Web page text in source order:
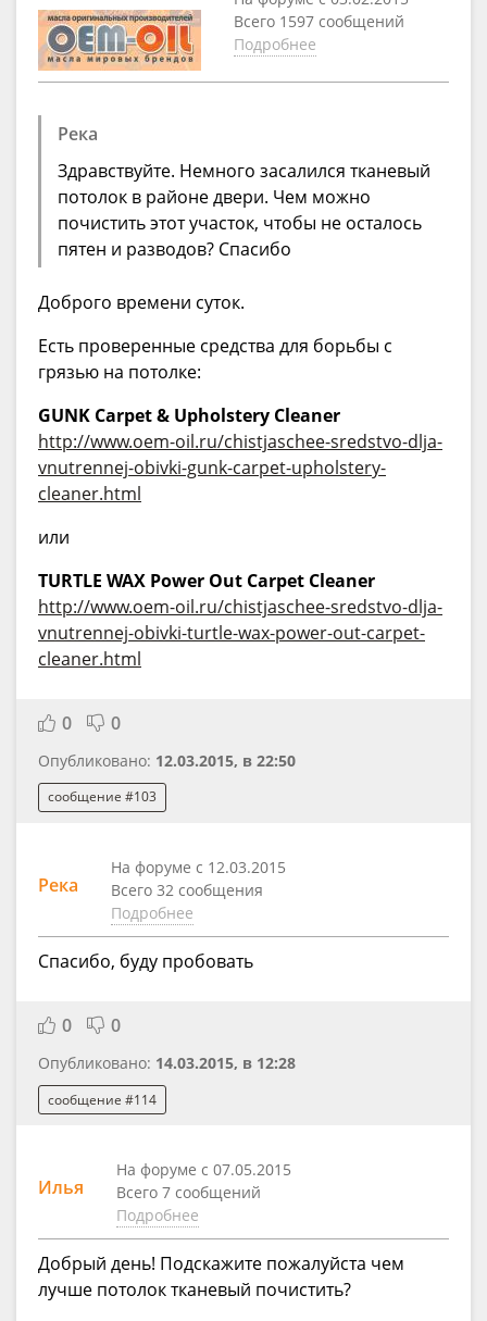
Всего 1597 сообщений
Подробнее
Река
Здравствуйте. Немного засалился тканевый
потолок в районе двери. Чем можно
почистить этот участок, чтобы не осталось
пятен и разводов? Спасибо
Доброго времени суток.
Есть проверенные средства для борьбы с
грязью на потолке:
GUNK Carpet & Upholstery Cleaner
http://www.oem-oil.ru/chistjaschee-sredstvo-dlja-
vnutrennej-obivki-gunk-carpet-upholstery-
cleaner.html
или
TURTLE WAX Power Out Carpet Cleaner
http://www.oem-oil.ru/chistjaschee-sredstvo-dlja-
vnutrennej-obivki-turtle-wax-power-out-carpet-
cleaner.html
0 0
Опубликовано: 12.03.2015, в 22:50
сообщение #103
Река
На форуме с 12.03.2015
Всего 32 сообщения
Подробнее
Спасибо, буду пробовать
0 0
Опубликовано: 14.03.2015, в 12:28
сообщение #114
Илья
На форуме с 07.05.2015
Всего 7 сообщений
Подробнее
Добрый день! Подскажите пожалуйста чем
лучше потолок тканевый почистить?